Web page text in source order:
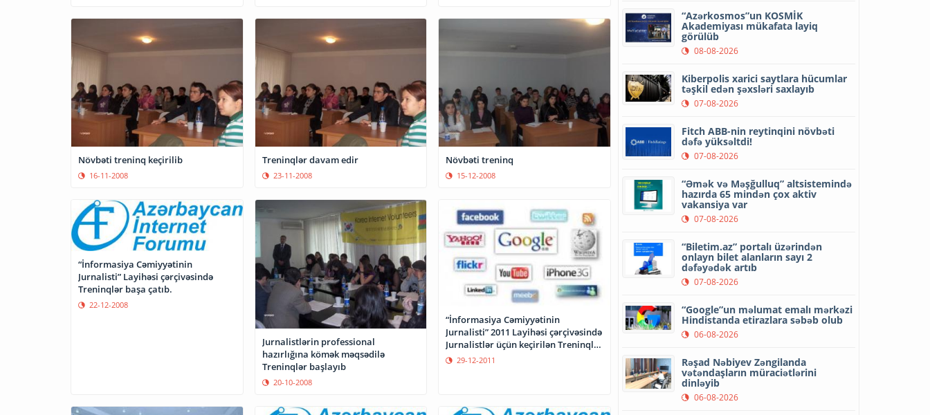
Növbəti treninq keçirilib
16-11-2008
Treninqlər davam edir
23-11-2008
Növbəti treninq
15-12-2008
“İnformasiya Cəmiyyətinin
Jurnalisti” Layihəsi çərçivəsində
Treninqlər başa çatıb.
22-12-2008
Jurnalistlərin professional
hazırlığına kömək məqsədilə
Treninqlər başlayıb
20-10-2008
“İnformasiya Cəmiyyətinin
Jurnalisti” 2011 Layihəsi çərçivəsində
Jurnalistlər üçün keçirilən Treninqlər
başa çatıb
29-12-2011
“Azərkosmos”un KOSMİK
Akademiyası mükafata layiq
görülüb
08-08-2026
Kiberpolis xarici saytlara hücumlar
təşkil edən şəxsləri saxlayıb
07-08-2026
Fitch ABB-nin reytinqini növbəti
dəfə yüksəltdi!
07-08-2026
“Əmək və Məşğulluq” altsistemində
hazırda 65 mindən çox aktiv
vakansiya var
07-08-2026
“Biletim.az” portalı üzərindən
onlayn bilet alanların sayı 2
dəfəyədək artıb
07-08-2026
“Google”un məlumat emalı mərkəzi
Hindistanda etirazlara səbəb olub
06-08-2026
Rəşad Nəbiyev Zəngilanda
vətəndaşların müraciətlərini
dinləyib
06-08-2026